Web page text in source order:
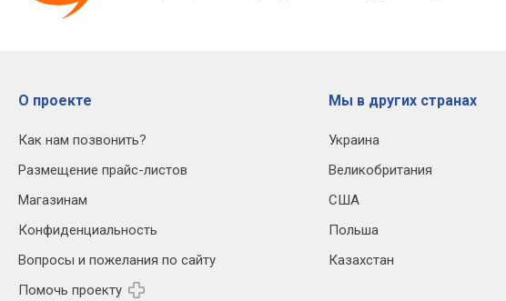
О проекте
Как нам позвонить?
Размещение прайс-листов
Магазинам
Конфиденциальность
Вопросы и пожелания по сайту
Помочь проекту
Мы в других странах
Украина
Великобритания
США
Польша
Казахстан